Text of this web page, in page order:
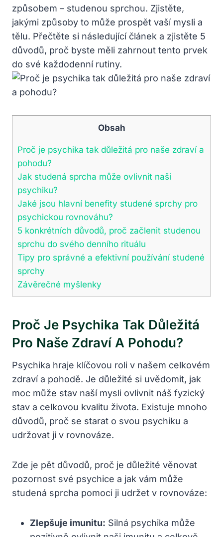
způsobem – studenou sprchou. Zjistěte,
jakými způsoby to může prospět vaší mysli a
tělu. Přečtěte si následující článek a zjistěte 5
důvodů, proč byste měli zahrnout tento prvek
do své každodenní rutiny.
Obsah
Proč je psychika tak důležitá pro naše zdraví a
pohodu?
Jak studená sprcha může ovlivnit naši
psychiku?
Jaké jsou hlavní benefity studené sprchy pro
psychickou rovnováhu?
5 konkrétních důvodů, proč začlenit studenou
sprchu do svého denního rituálu
Tipy pro správné a efektivní používání studené
sprchy
Závěrečné myšlenky
Proč Je Psychika Tak Důležitá
Pro Naše Zdraví A Pohodu?
Psychika hraje klíčovou roli v našem celkovém
zdraví a pohodě. Je důležité si uvědomit, jak
moc může stav naší mysli ovlivnit náš fyzický
stav a celkovou kvalitu života. Existuje mnoho
důvodů, proč se starat o svou psychiku a
udržovat ji v rovnováze.
Zde je pět důvodů, proč je důležité věnovat
pozornost své psychice a jak vám může
studená sprcha pomoci ji udržet v rovnováze:
Zlepšuje imunitu: Silná psychika může